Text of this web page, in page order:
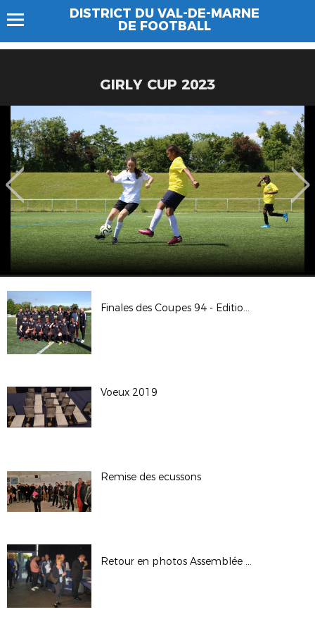
DISTRICT DU VAL-DE-MARNE
DE FOOTBALL
GIRLY CUP 2023
Finales des Coupes 94 - Edition 2019
Voeux 2019
Remise des ecussons
Retour en photos Assemblée Générale District 94